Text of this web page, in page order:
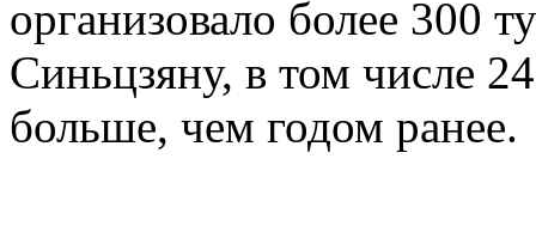
организовало более 300
Синьцзяну, в том числе
больше, чем годом ранее.